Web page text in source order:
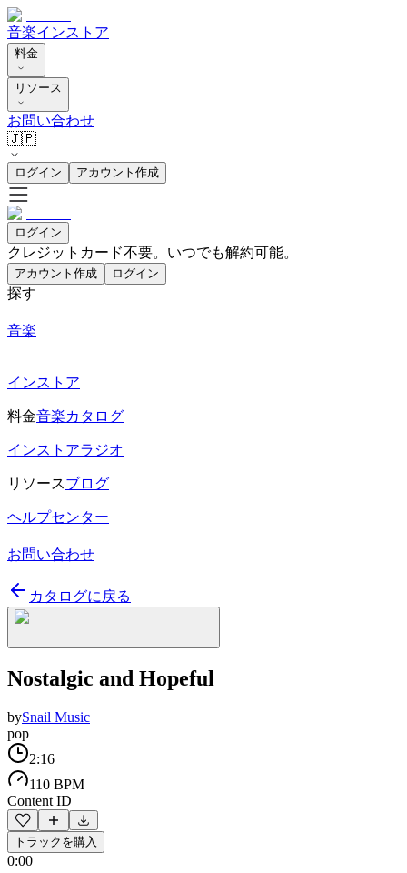
音楽インストア
料金
リソース
お問い合わせ
🇯🇵
ログイン アカウント作成
ログイン
クレジットカード不要。いつでも解約可能。
アカウント作成 ログイン
探す
音楽
インストア
料金音楽カタログ
インストアラジオ
リソースブログ
ヘルプセンター
お問い合わせ
カタログに戻る
Nostalgic and Hopeful
bySnail Music
pop
2:16
110 BPM
Content ID
トラックを購入
0:00